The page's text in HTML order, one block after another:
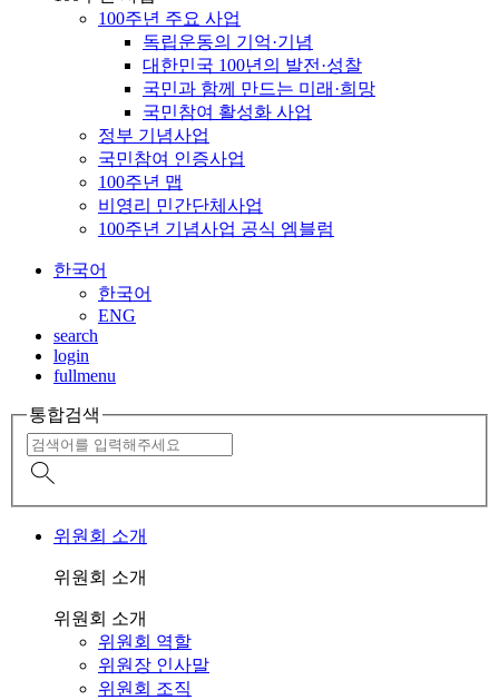
100주년 주요 사업
독립운동의 기억·기념
대한민국 100년의 발전·성찰
국민과 함께 만드는 미래·희망
국민참여 활성화 사업
정부 기념사업
국민참여 인증사업
100주년 맵
비영리 민간단체사업
100주년 기념사업 공식 엠블럼
한국어
한국어
ENG
search
login
fullmenu
통합검색
위원회 소개
위원회 소개
위원회 소개
위원회 역할
위원장 인사말
위원회 조직